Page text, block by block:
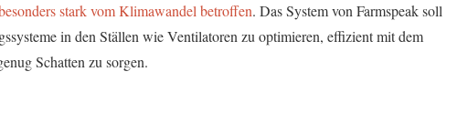
stark vom Klimawandel betroffen. Das System von Farmspeak soll
in den Ställen wie Ventilatoren zu optimieren, effizient mit dem
Schatten zu sorgen.